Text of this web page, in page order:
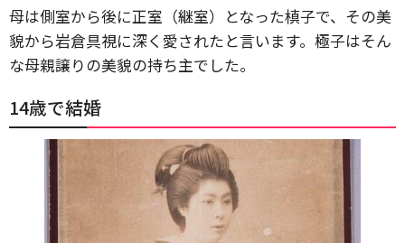
母は側室から後に正室（継室）となった槙子で、その美
貌から岩倉具視に深く愛されたと言います。極子はそん
な母親譲りの美貌の持ち主でした。
14歳で結婚